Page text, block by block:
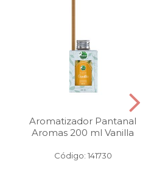
Aromatizador Pantanal
Aromas 200 ml Vanilla
Código: 141730